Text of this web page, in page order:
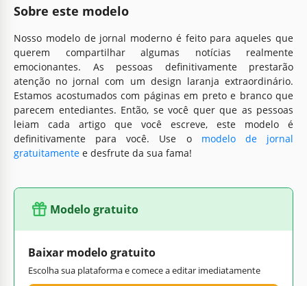
Sobre este modelo
Nosso modelo de jornal moderno é feito para aqueles que
querem compartilhar algumas notícias realmente
emocionantes. As pessoas definitivamente prestarão
atenção no jornal com um design laranja extraordinário.
Estamos acostumados com páginas em preto e branco que
parecem entediantes. Então, se você quer que as pessoas
leiam cada artigo que você escreve, este modelo é
definitivamente para você. Use o modelo de jornal
gratuitamente e desfrute da sua fama!
Modelo gratuito
Baixar modelo gratuito
Escolha sua plataforma e comece a editar imediatamente